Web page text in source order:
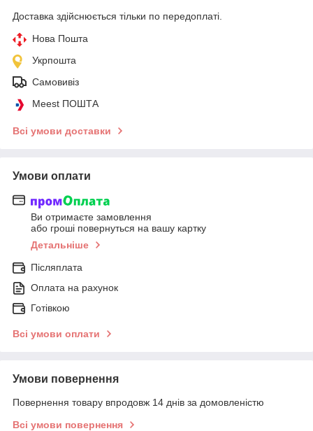
Доставка здійснюється тільки по передоплаті.
Нова Пошта
Укрпошта
Самовивіз
Meest ПОШТА
Всі умови доставки
Умови оплати
Ви отримаєте замовлення
або гроші повернуться на вашу картку
Детальніше
Післяплата
Оплата на рахунок
Готівкою
Всі умови оплати
Умови повернення
Повернення товару впродовж 14 днів за домовленістю
Всі умови повернення